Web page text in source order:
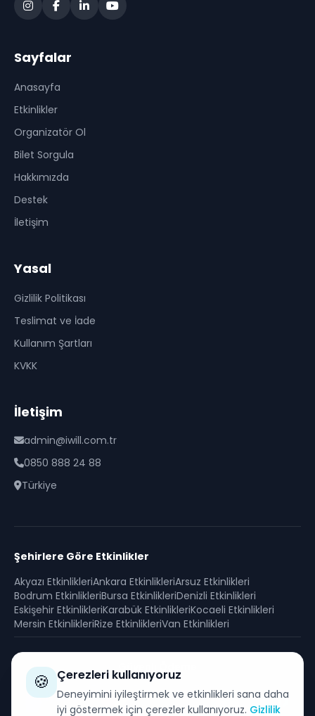
Sayfalar
Anasayfa
Etkinlikler
Organizatör Ol
Bilet Sorgula
Hakkımızda
Destek
İletişim
Yasal
Gizlilik Politikası
Teslimat ve İade
Kullanım Şartları
KVKK
İletişim
admin@iwill.com.tr
0850 888 24 88
Türkiye
Şehirlere Göre Etkinlikler
Akyazı EtkinlikleriAnkara EtkinlikleriArsuz Etkinlikleri
Bodrum EtkinlikleriBursa EtkinlikleriDenizli Etkinlikleri
Eskişehir EtkinlikleriKarabük EtkinlikleriKocaeli Etkinlikleri
Mersin EtkinlikleriRize EtkinlikleriVan Etkinlikleri
Güvenli Ödeme
SSL sertifikası ile korunan güvenli alışveriş
🍪 Çerezleri kullanıyoruz
Deneyimini iyileştirmek ve etkinlikleri sana daha
iyi göstermek için çerezler kullanıyoruz. Gizlilik